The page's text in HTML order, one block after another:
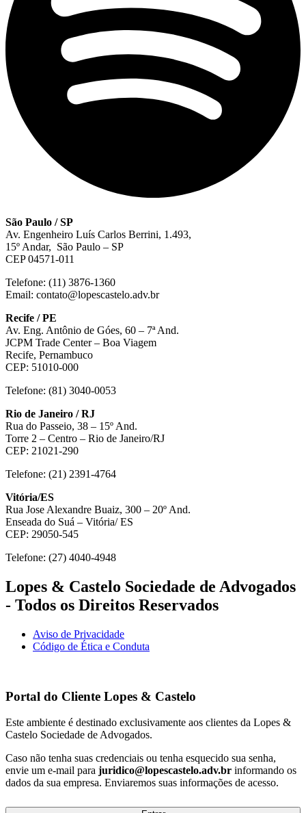
São Paulo / SP
Av. Engenheiro Luís Carlos Berrini, 1.493,
15º Andar, São Paulo – SP
CEP 04571-011
Telefone: (11) 3876-1360
Email: contato@lopescastelo.adv.br
Recife / PE
Av. Eng. Antônio de Góes, 60 – 7ª And.
JCPM Trade Center – Boa Viagem
Recife, Pernambuco
CEP: 51010-000
Telefone: (81) 3040-0053
Rio de Janeiro / RJ
Rua do Passeio, 38 – 15º And.
Torre 2 – Centro – Rio de Janeiro/RJ
CEP: 21021-290
Telefone: (21) 2391-4764
Vitória/ES
Rua Jose Alexandre Buaiz, 300 – 20º And.
Enseada do Suá – Vitória/ ES
CEP: 29050-545
Telefone: (27) 4040-4948
Lopes & Castelo Sociedade de Advogados
- Todos os Direitos Reservados
Aviso de Privacidade
Código de Ética e Conduta
Portal do Cliente Lopes & Castelo
Este ambiente é destinado exclusivamente aos clientes da Lopes &
Castelo Sociedade de Advogados.
Caso não tenha suas credenciais ou tenha esquecido sua senha,
envie um e-mail para juridico@lopescastelo.adv.br informando os
dados da sua empresa. Enviaremos suas informações de acesso.